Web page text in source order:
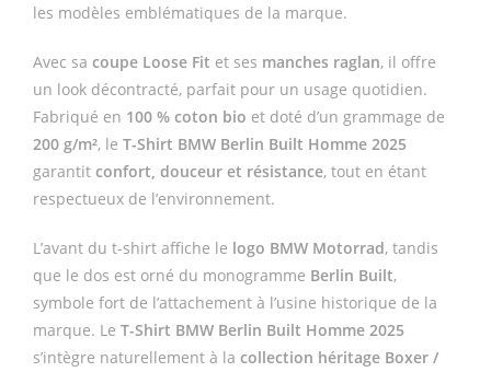
les modèles emblématiques de la marque.
Avec sa coupe Loose Fit et ses manches raglan, il offre
un look décontracté, parfait pour un usage quotidien.
Fabriqué en 100 % coton bio et doté d’un grammage de
200 g/m², le T-Shirt BMW Berlin Built Homme 2025
garantit confort, douceur et résistance, tout en étant
respectueux de l’environnement.
L’avant du t-shirt affiche le logo BMW Motorrad, tandis
que le dos est orné du monogramme Berlin Built,
symbole fort de l’attachement à l’usine historique de la
marque. Le T-Shirt BMW Berlin Built Homme 2025
s’intègre naturellement à la collection héritage Boxer /